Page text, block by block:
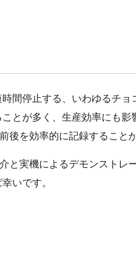
間停止する、いわゆるチョ
とが多く、生産効率にも影
を効率的に記録することが
と実機によるデモンストレ
いです。